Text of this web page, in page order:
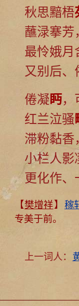
秋思黯梧
蘸渌搴芳
最怜娥月
又别后、
倦凝眄，
红兰泣骚
滞粉黏香
小栏人影
更化作、
【樊增祥】 稼
专美于前。
上一词人：